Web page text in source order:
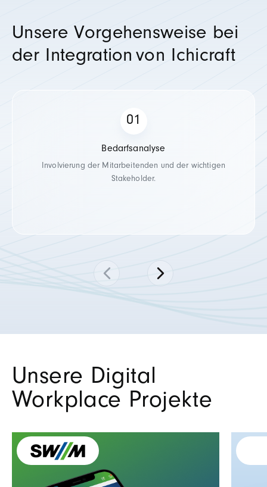
Unsere Vorgehensweise bei
der Integration von Ichicraft
Bedarfsanalyse
Involvierung der Mitarbeitenden und der wichtigen
Stakeholder.
Unsere Digital
Workplace Projekte